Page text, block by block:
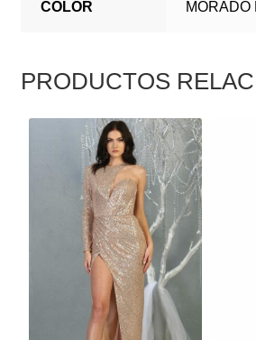
COLOR MORADO
PRODUCTOS
PRODUCTO
MÚLTIPLES
VARIANTES.
OPCIONES